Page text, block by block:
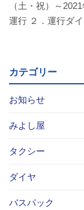
バスパックに
まごころツアー
企業情報
（土・祝）～
運行 ２．運行ダ
カテゴリー
お知らせ
みよし屋
タクシー
ダイヤ
バスパック